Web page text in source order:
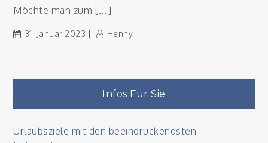
Möchte man zum […]
31. Januar 2023 Henny
Infos Für Sie
Urlaubsziele mit den beeindruckendsten